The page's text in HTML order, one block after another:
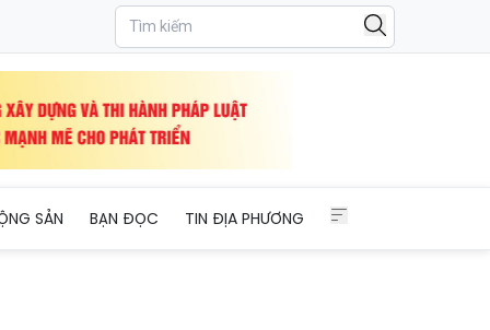
SẢN BẠN ĐỌC TIN ĐỊA PHƯƠNG